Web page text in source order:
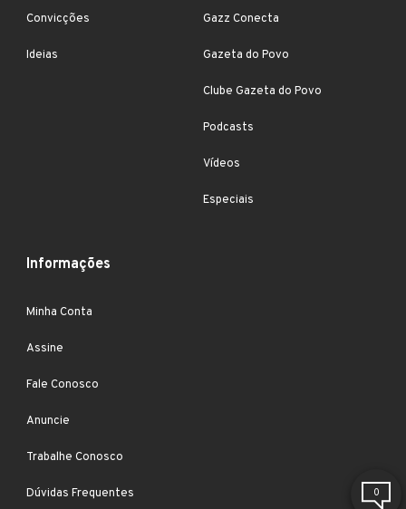
Convicções
Ideias
Gazz Conecta
Gazeta do Povo
Clube Gazeta do Povo
Podcasts
Vídeos
Especiais
Informações
Minha Conta
Assine
Fale Conosco
Anuncie
Trabalhe Conosco
Dúvidas Frequentes 0